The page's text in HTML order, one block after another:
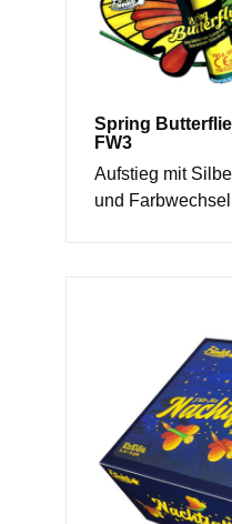
Spring
FW3
Aufstieg mit
und Farbwechsel